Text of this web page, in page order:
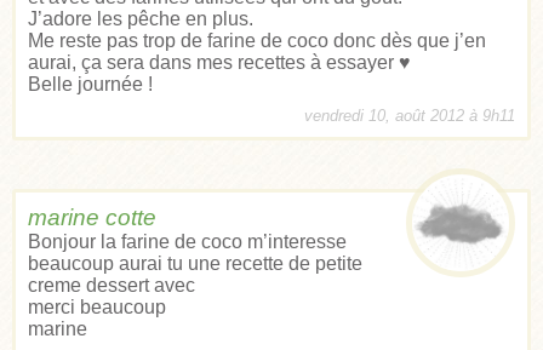
J’adore les pêche en plus.
Me reste pas trop de farine de coco donc dès que j’en
aurai, ça sera dans mes recettes à essayer ♥
Belle journée !
vendredi 10, août 2012 à 9h11
marine cotte
Bonjour la farine de coco m’interesse
beaucoup aurai tu une recette de petite
creme dessert avec
merci beaucoup
marine